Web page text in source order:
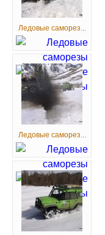
Ледовые саморез...
Ледовые саморез...